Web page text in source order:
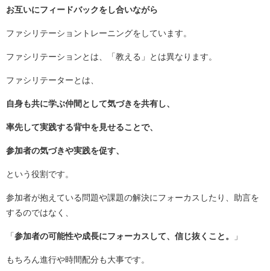
お互いにフィードバックをし合いながら
ファシリテーショントレーニングをしています。
ファシリテーションとは、「教える」とは異なります。
ファシリテーターとは、
自身も共に学ぶ仲間として気づきを共有し、
率先して実践する背中を見せることで、
参加者の気づきや実践を促す、
という役割です。
参加者が抱えている問題や課題の解決にフォーカスしたり、助言を
するのではなく、
「参加者の可能性や成長にフォーカスして、信じ抜くこと。 」
もちろん進行や時間配分も大事です。